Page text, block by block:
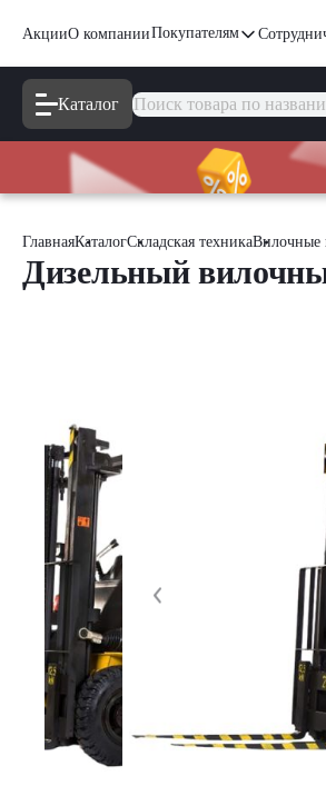
АкцииО компанииПокупателям
Каталог
ГлавнаяКаталогСкладская техникаВилочные
Дизельный